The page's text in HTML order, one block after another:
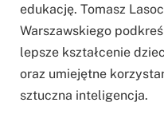
edukację. Tomasz
Warszawskiego
lepsze kształcenie
oraz umiejętne
sztuczna inteligencja.